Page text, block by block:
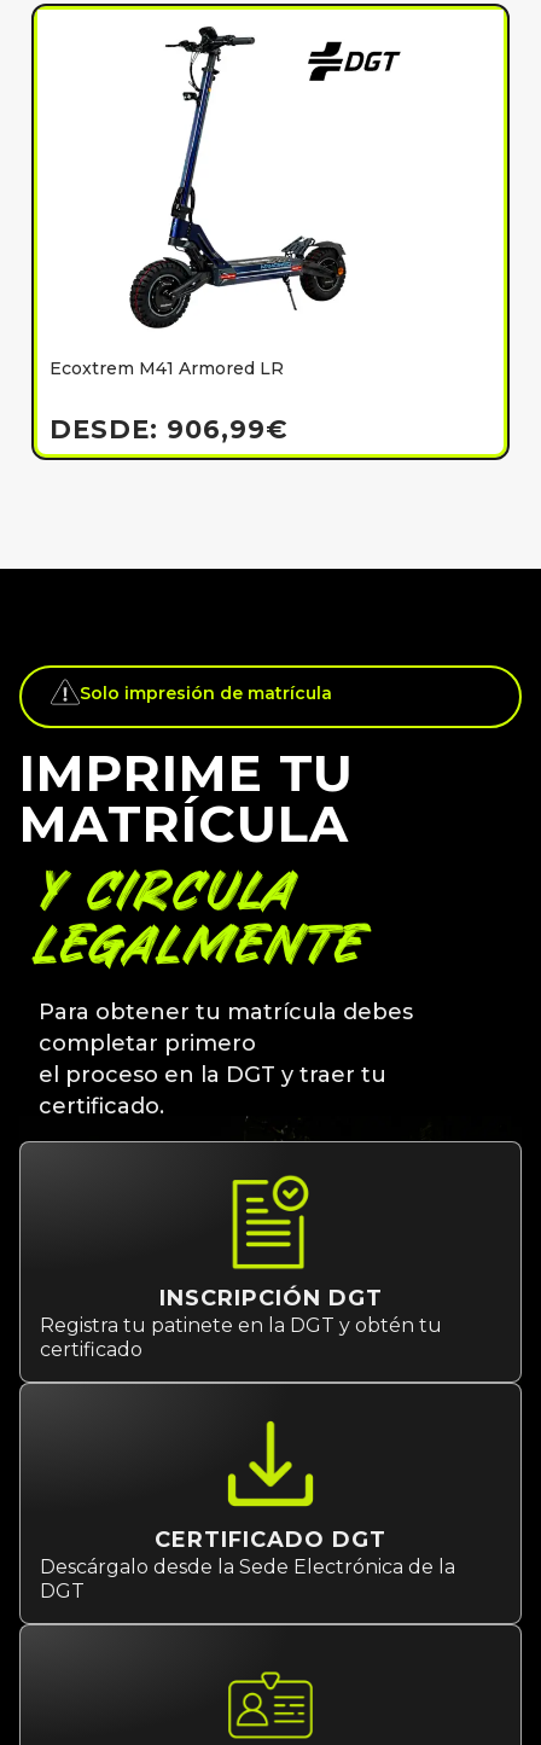
Ecoxtrem M41 Armored LR
DESDE: 906,99€
Solo impresión de matrícula
IMPRIME TU
MATRÍCULA
Y CIRCULA
LEGALMENTE
Para obtener tu matrícula debes
completar primero
el proceso en la DGT y traer tu
certificado.
INSCRIPCIÓN DGT
Registra tu patinete en la DGT y obtén tu
certificado
CERTIFICADO DGT
Descárgalo desde la Sede Electrónica de la
DGT